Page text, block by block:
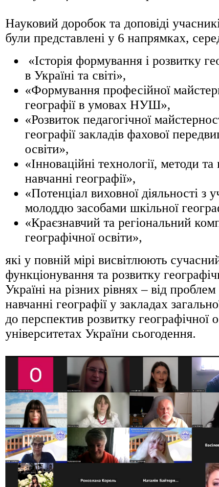
Науковий доробок та доповіді
були представлені у 6 напрямках,
«Історія формування і розвитку
в Україні та світі»,
«Формування професійної
географії в умовах НУШ»,
«Розвиток педагогічної
географії закладів фахової
освіти»,
«Інноваційні технології, методи та
навчанні географії»,
«Потенціал виховної діяльності з
молоддю засобами шкільної
«Краєзнавчий та регіональний
географічної освіти»,
які у повній мірі висвітлюють
функціонування та розвитку
Україні на різних рівнях – від
навчанні географії у закладах
до перспектив розвитку географічної
університетах України сьогодення.